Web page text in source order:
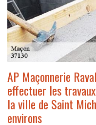
AP Maçonnerie
effectuer les
la ville de Saint
environs